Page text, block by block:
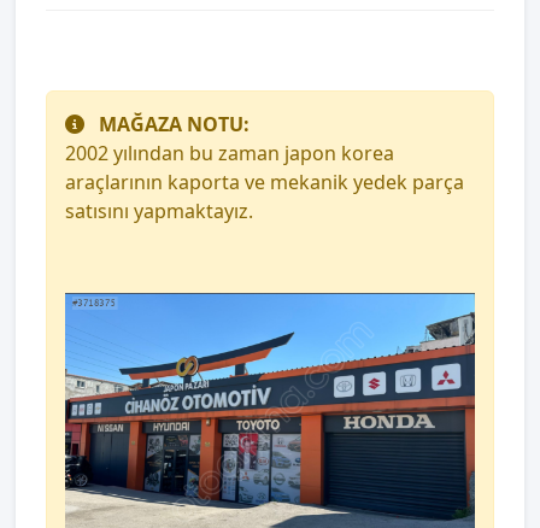
MAĞAZA NOTU:
2002 yılından bu zaman japon korea
araçlarının kaporta ve mekanik yedek parça
satısını yapmaktayız.